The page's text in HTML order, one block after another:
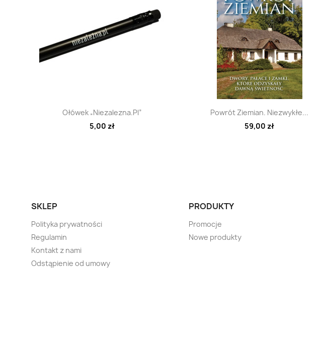
Szybki podgląd
Ołówek „niezalezna.pl”
5,00 zł
Szybki podgląd
Powrót Ziemian. Niezwykłe...
59,00 zł
SKLEP
Polityka prywatności
Regulamin
Kontakt z nami
Odstąpienie od umowy
PRODUKTY
Promocje
Nowe produkty